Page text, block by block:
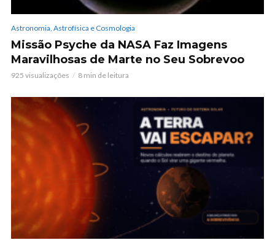
Astronomia, Astrofísica e Cosmologia
Missão Psyche da NASA Faz Imagens
Maravilhosas de Marte no Seu Sobrevoo
925 visualizações 8 min de leitura